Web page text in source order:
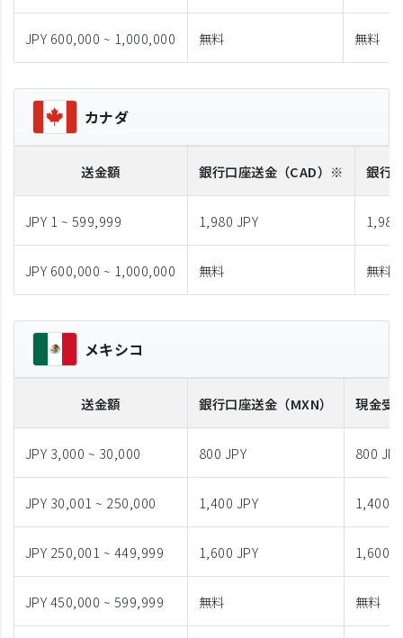
JPY 600,000 ~ 1,000,000 無料 無料
カナダ
送金額 銀行口座送金 （CAD）※ 銀行
JPY 1 ~ 599,999 1,980 JPY 1,980
JPY 600,000 ~ 1,000,000 無料 無料
メキシコ
送金額 銀行口座送金 （MXN） 現金受
JPY 3,000 ~ 30,000 800 JPY 800 JPY
JPY 30,001 ~ 250,000 1,400 JPY 1,400
JPY 250,001 ~ 449,999 1,600 JPY 1,600
JPY 450,000 ~ 599,999 無料 無料